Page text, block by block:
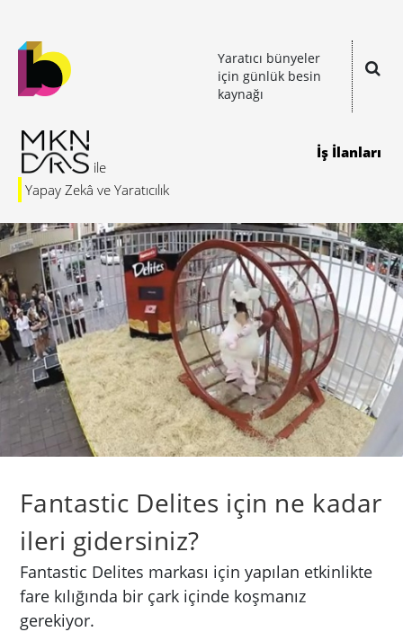
Yaratıcı bünyeler
için günlük besin
kaynağı
Yapay Zekâ ve Yaratıcılık
İş İlanları
Fantastic Delites için ne kadar
ileri gidersiniz?
Fantastic Delites markası için yapılan etkinlikte
fare kılığında bir çark içinde koşmanız
gerekiyor.